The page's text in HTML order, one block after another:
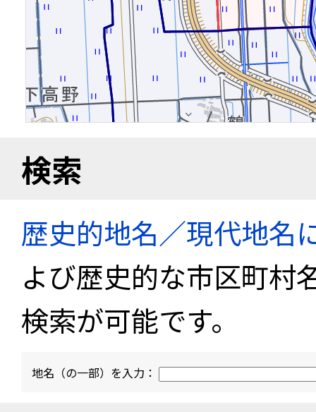
検索
歴史的地名／現代地名
よび歴史的な市区町村
検索が可能です。
地名（の一部）を入力：